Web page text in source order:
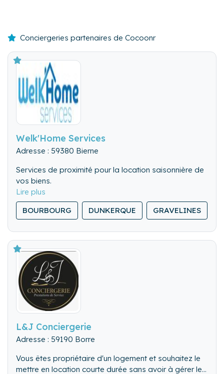
Conciergeries partenaires de Cocoonr
Welk'Home Services
Adresse : 59380 Bierne
Services de proximité pour la location saisonnière de
vos biens.
BOURBOURG DUNKERQUE GRAVELINES
L&J Conciergerie
Adresse : 59190 Borre
Vous êtes propriétaire d'un logement et souhaitez le
mettre en location courte durée sans avoir à gérer les